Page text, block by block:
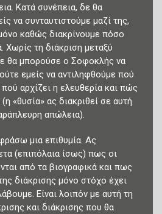
Κατά συνέπεια, δε θα
να συνταυτιστούμε μαζί της,
καθώς διακρίνουμε πόσο
Χωρίς τη διάκριση μεταξύ
θα μπορούσε ο Σοφοκλής να
εμείς να αντιληφθούμε πού
αρχίζει η ελευθερία και πώς
«θυσία» ας διακριθεί σε αυτή
απώλεια).
μια επιθυμία. Ας
(επιπόλαια ίσως) πως οι
από τα βιογραφικά και πως
διάκρισης μόνο στόχο έχει
Είναι λοιπόν με αυτή τη
και διάκρισης που θα